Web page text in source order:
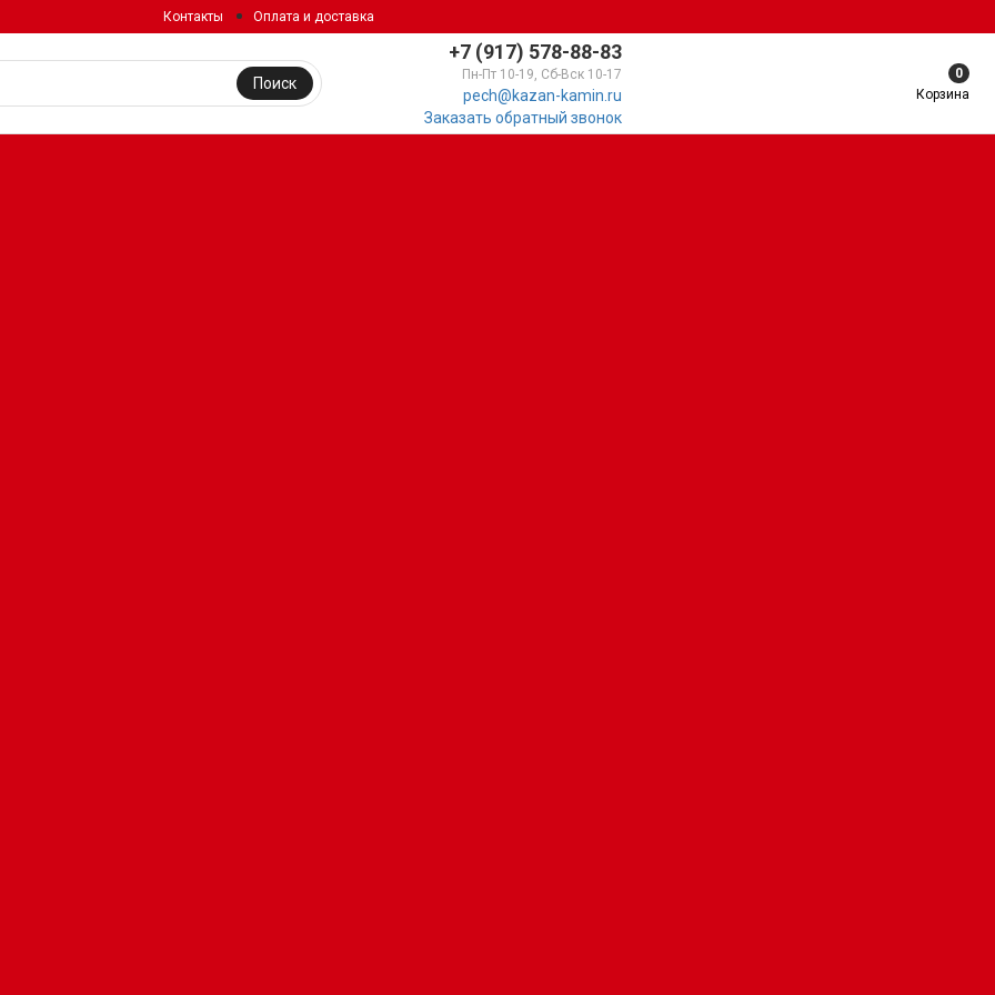
Контакты Оплата и доставка
+7 (917) 578-88-83
Пн-Пт 10-19, Сб-Вск 10-17
pech@kazan-kamin.ru
Заказать обратный звонок
Поиск
0
Корзина